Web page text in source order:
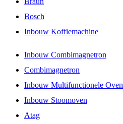
Bosch
Inbouw Koffiemachine
Inbouw Combimagnetron
Combimagnetron
Inbouw Multifunctionele Oven
Inbouw Stoomoven
Atag